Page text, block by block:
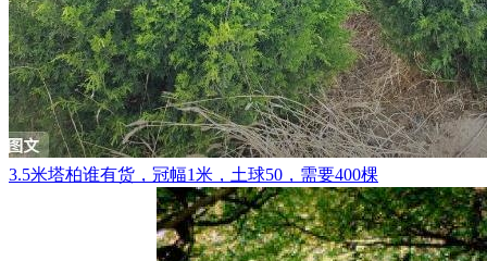
3.5米塔柏谁有货，冠幅1米，土球50，需要400棵